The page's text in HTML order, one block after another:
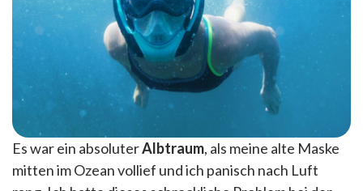
Es war ein absoluterAlbtraum, als meine alte Maske
mitten im Ozean vollief und ich panisch nach Luft